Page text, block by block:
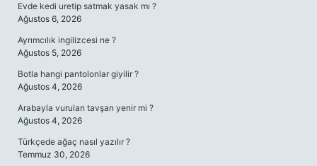
Evde kedi uretip satmak yasak mı ?
Ağustos 6, 2026
Ayrımcılık ingilizcesi ne ?
Ağustos 5, 2026
Botla hangi pantolonlar giyilir ?
Ağustos 4, 2026
Arabayla vurulan tavşan yenir mi ?
Ağustos 4, 2026
Türkçede ağaç nasıl yazılır ?
Temmuz 30, 2026